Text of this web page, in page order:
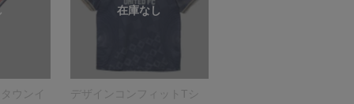
ウンイ
デザインコンフィットTシ